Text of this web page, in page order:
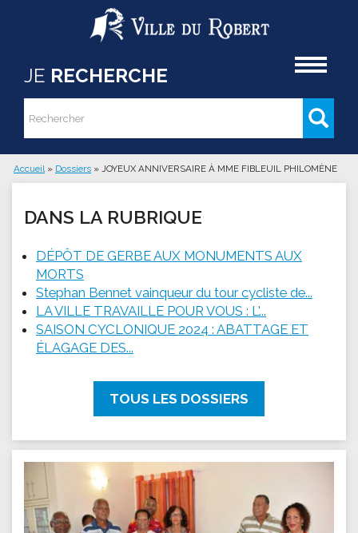
Aller au contenu principal
JE RECHERCHE
Formulaire de recherche
Rechercher
Vous êtes ici
Accueil » Dossiers » JOYEUX ANNIVERSAIRE À MME FIBLEUIL PHILOMÈNE
DANS LA RUBRIQUE
DÉPÔT DE GERBE AUX MONUMENTS AUX
MORTS
Stephan Bennet vainqueur du tour cycliste de...
LA VILLE TRAVAILLE POUR VOUS : L'...
SAISON CYCLONIQUE 2024 : ABATTAGE ET
ÉLAGAGE DES...
TOUS LES DOSSIERS